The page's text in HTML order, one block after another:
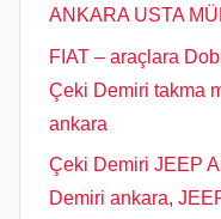
ANKARA USTA
FIAT – araçlara
Çeki Demiri takma
ankara
Çeki Demiri JEEP
Demiri ankara,